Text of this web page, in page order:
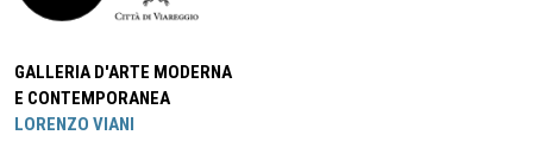
GALLERIA D'ARTE MODERNA
E CONTEMPORANEA
LORENZO VIANI